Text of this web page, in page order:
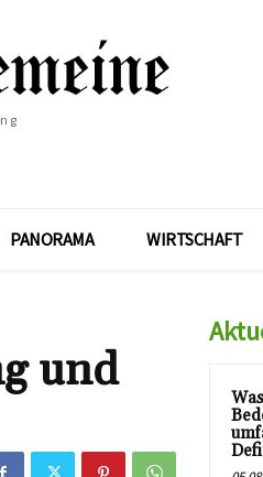
PANORAMA WIRTSCHAFT
und